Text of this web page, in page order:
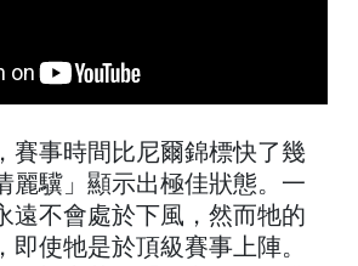
賽事時間比尼爾錦標快了幾
麗驥」顯示出極佳狀態。一
遠不會處於下風，然而牠的
即使牠是於頂級賽事上陣。